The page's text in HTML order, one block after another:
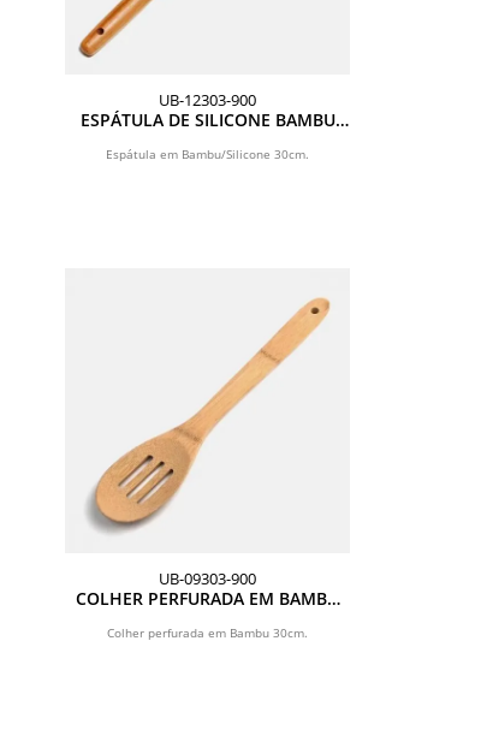
UB-12303-900
ESPÁTULA DE SILICONE BAMBU
Espátula em Bambu/Silicone 30cm.
UB-09303-900
COLHER PERFURADA EM BAMBU
Colher perfurada em Bambu 30cm.